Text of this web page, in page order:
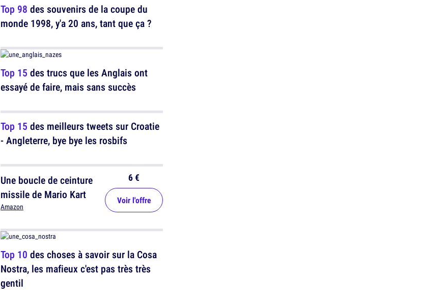
Top 98 des souvenirs de la coupe du
monde 1998, y'a 20 ans, tant que ça ?
Top 15 des trucs que les Anglais ont
essayé de faire, mais sans succès
Top 15 des meilleurs tweets sur Croatie
- Angleterre, bye bye les rosbifs
Une boucle de ceinture
missile de Mario Kart
Amazon
6 €
Voir l'offre
Top 10 des choses à savoir sur la Cosa
Nostra, les mafieux c'est pas très très
gentil